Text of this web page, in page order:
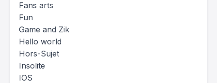
Fans arts
Fun
Game and Zik
Hello world
Hors-Sujet
Insolite
IOS